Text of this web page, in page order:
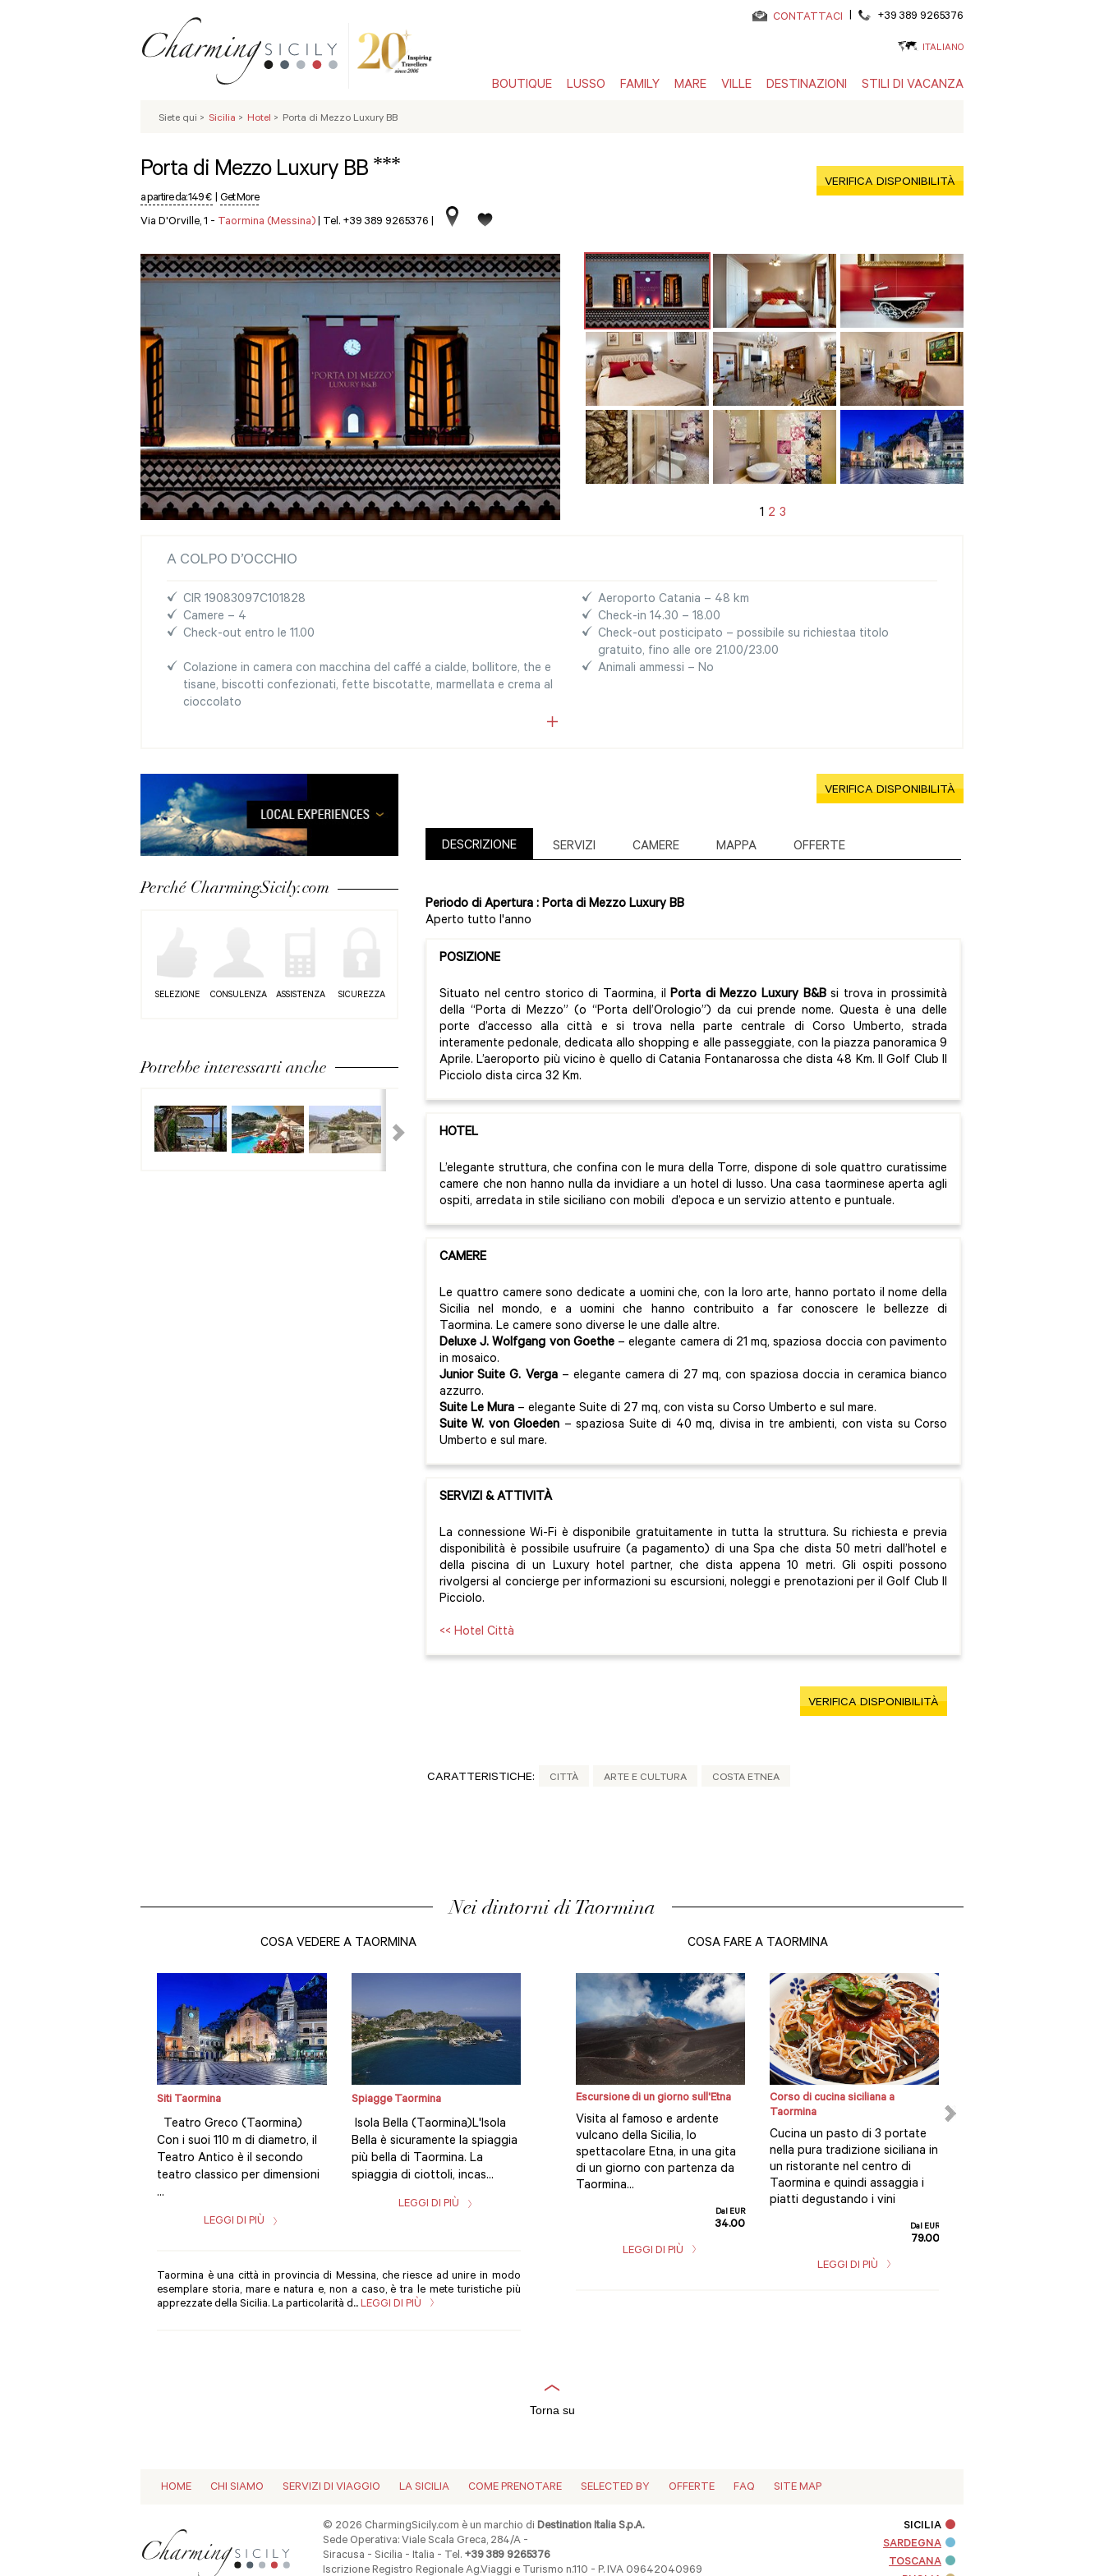
CONTATTACI | +39 389 9265376
ITALIANO
BOUTIQUE LUSSO FAMILY MARE VILLE DESTINAZIONI STILI DI VACANZA
Siete qui > Sicilia > Hotel > Porta di Mezzo Luxury BB
Porta di Mezzo Luxury BB ***
a partire da:149 € | Get More
Via D'Orville, 1 - Taormina (Messina) | Tel. +39 389 9265376 |
VERIFICA DISPONIBILITÀ
1 2 3
A COLPO D’OCCHIO
CIR 19083097C101828
Aeroporto Catania – 48 km
Camere – 4
Check-in 14.30 – 18.00
Check-out entro le 11.00
Check-out posticipato – possibile su richiestaa titolo
gratuito, fino alle ore 21.00/23.00
Colazione in camera con macchina del caffé a cialde, bollitore, the e
tisane, biscotti confezionati, fette biscotatte, marmellata e crema al
cioccolato
Animali ammessi – No
Perché CharmingSicily.com
SELEZIONE CONSULENZA ASSISTENZA SICUREZZA
Potrebbe interessarti anche
VERIFICA DISPONIBILITÀ
DESCRIZIONE SERVIZI CAMERE MAPPA OFFERTE
Periodo di Apertura : Porta di Mezzo Luxury BB
Aperto tutto l'anno
POSIZIONE
Situato nel centro storico di Taormina, ilPorta di Mezzo Luxury B&Bsi trova in prossimità
della “Porta di Mezzo” (o “Porta dell’Orologio”) da cui prende nome. Questa è una delle
porte d’accesso alla città e si trova nella parte centrale di Corso Umberto, strada
interamente pedonale, dedicata allo shopping e alle passeggiate, con la piazza panoramica 9
Aprile. L’aeroporto più vicino è quello di Catania Fontanarossa che dista 48 Km. Il Golf Club Il
Picciolo dista circa 32 Km.
HOTEL
L’elegante struttura, che confina con le mura della Torre, dispone di sole quattro curatissime
camere che non hanno nulla da invidiare a un hotel di lusso. Una casa taorminese aperta agli
ospiti, arredata in stile siciliano con mobili d’epoca e un servizio attento e puntuale.
CAMERE
Le quattro camere sono dedicate a uomini che, con la loro arte, hanno portato il nome della
Sicilia nel mondo, e a uomini che hanno contribuito a far conoscere le bellezze di
Taormina. Le camere sono diverse le une dalle altre.
Deluxe J. Wolfgang von Goethe– elegante camera di 21 mq, spaziosa doccia con pavimento
in mosaico.
Junior Suite G. Verga– elegante camera di 27 mq, con spaziosa doccia in ceramica bianco
azzurro.
Suite Le Mura – elegante Suite di 27 mq, con vista su Corso Umberto e sul mare.
Suite W. von Gloeden – spaziosa Suite di 40 mq, divisa in tre ambienti, con vista su Corso
Umberto e sul mare.
SERVIZI & ATTIVITÀ
La connessione Wi-Fi è disponibile gratuitamente in tutta la struttura. Su richiesta e previa
disponibilità è possibile usufruire (a pagamento) di una Spa che dista 50 metri dall’hotel e
della piscina di un Luxury hotel partner, che dista appena 10 metri. Gli ospiti possono
rivolgersi al concierge per informazioni su escursioni, noleggi e prenotazioni per il Golf Club Il
Picciolo.
<< Hotel Città
VERIFICA DISPONIBILITÀ
CARATTERISTICHE: CITTÀ ARTE E CULTURA COSTA ETNEA
Nei dintorni di Taormina
COSA VEDERE A TAORMINA
Siti Taormina
Teatro Greco (Taormina)
Con i suoi 110 m di diametro, il
Teatro Antico è il secondo
teatro classico per dimensioni
...
LEGGI DI PIÙ
Spiagge Taormina
Isola Bella (Taormina)L'Isola
Bella è sicuramente la spiaggia
più bella di Taormina. La
spiaggia di ciottoli, incas...
LEGGI DI PIÙ
Taormina è una città in provincia di Messina, che riesce ad unire in modo
esemplare storia, mare e natura e, non a caso, è tra le mete turistiche più
apprezzate della Sicilia. La particolarità d... LEGGI DI PIÙ
COSA FARE A TAORMINA
Escursione di un giorno sull'Etna
Visita al famoso e ardente
vulcano della Sicilia, lo
spettacolare Etna, in una gita
di un giorno con partenza da
Taormina...
Dal EUR
34.00
LEGGI DI PIÙ
Corso di cucina siciliana a
Taormina
Cucina un pasto di 3 portate
nella pura tradizione siciliana in
un ristorante nel centro di
Taormina e quindi assaggia i
piatti degustando i vini
Dal EUR
79.00
LEGGI DI PIÙ
Torna su
HOME CHI SIAMO SERVIZI DI VIAGGIO LA SICILIA COME PRENOTARE SELECTED BY OFFERTE FAQ SITE MAP
© 2026 CharmingSicily.com è un marchio diDestination Italia S.p.A.
Sede Operativa: Viale Scala Greca, 284/A -
Siracusa - Sicilia - Italia - Tel. +39 389 9265376
Iscrizione Registro Regionale Ag.Viaggi e Turismo n.110 - P. IVA 09642040969
SICILIA
SARDEGNA
TOSCANA